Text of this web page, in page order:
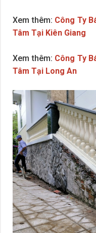
Xem thêm: Công Ty
Tâm Tại Kiên Giang
Xem thêm: Công Ty
Tâm Tại Long An